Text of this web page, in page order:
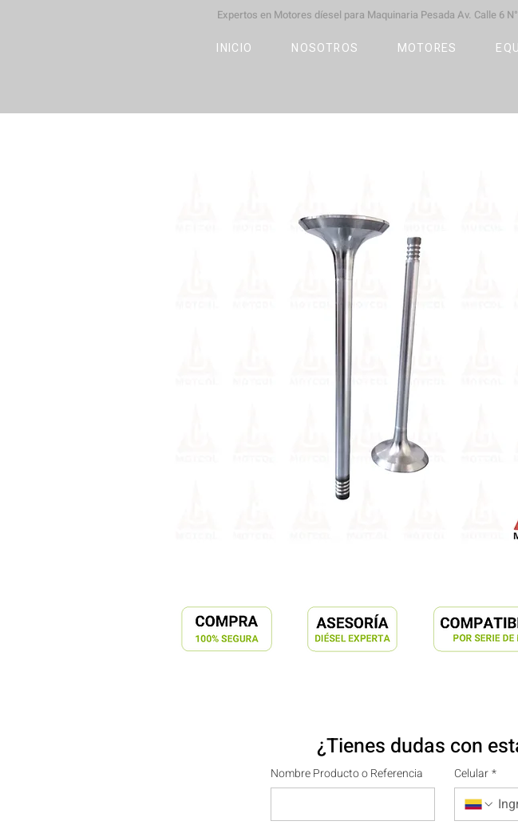
Expertos en Motores díesel para Maquinaria Pesada Av. Calle 6
INICIO NOSOTROS MOTORES
¿Tienes dudas con
Nombre Producto o Referencia Celular *